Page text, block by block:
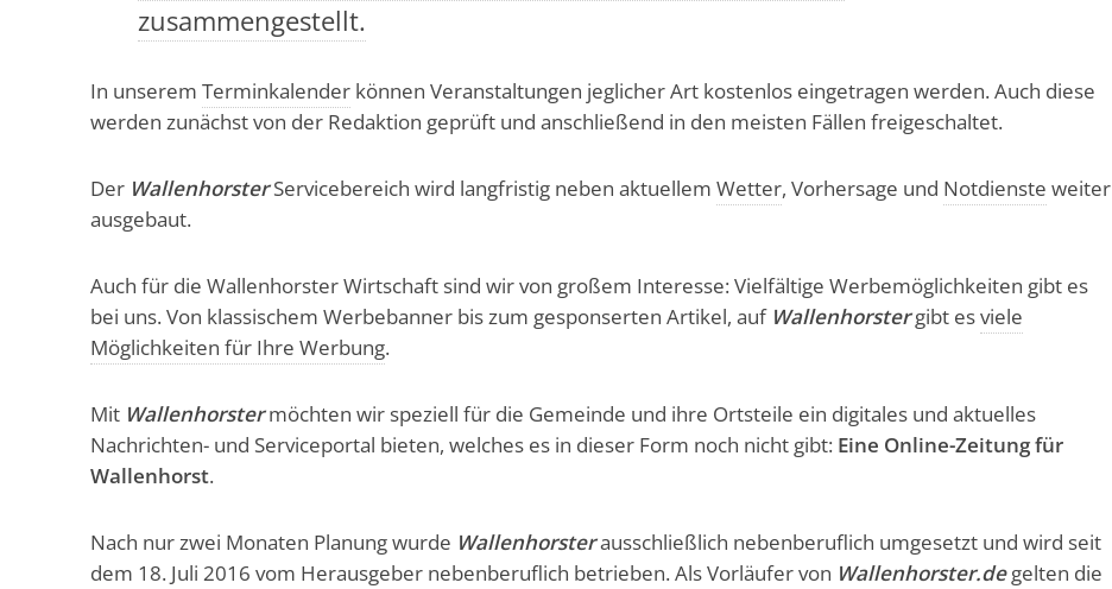
zusammengestellt.
In unserem Terminkalenderkönnen Veranstaltungen jeglicher Art kostenlos eingetragen werden. Auch diese
werden zunächst von der Redaktion geprüft und anschließend in den meisten Fällen freigeschaltet.
Der WallenhorsterServicebereich wird langfristig neben aktuellem Wetter, Vorhersage und Notdienste weiter
ausgebaut.
Auch für die Wallenhorster Wirtschaft sind wir von großem Interesse: Vielfältige Werbemöglichkeiten gibt es
bei uns. Von klassischem Werbebanner bis zum gesponserten Artikel, auf Wallenhorstergibt esviele
Möglichkeiten für Ihre Werbung.
Mit Wallenhorstermöchten wir speziell für die Gemeinde und ihre Ortsteile ein digitales und aktuelles
Nachrichten- und Serviceportal bieten, welches es in dieser Form noch nicht gibt: Eine Online-Zeitung für
Wallenhorst.
Nach nur zwei Monaten Planung wurde Wallenhorsterausschließlich nebenberuflich umgesetzt und wird seit
dem 18. Juli 2016 vom Herausgeber nebenberuflich betrieben. Als Vorläufer von Wallenhorster.degelten die